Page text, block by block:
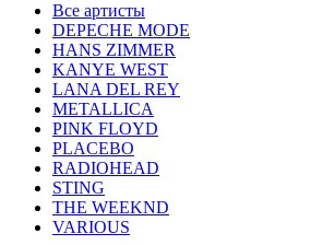
Все артисты
DEPECHE MODE
HANS ZIMMER
KANYE WEST
LANA DEL REY
METALLICA
PINK FLOYD
PLACEBO
RADIOHEAD
STING
THE WEEKND
VARIOUS